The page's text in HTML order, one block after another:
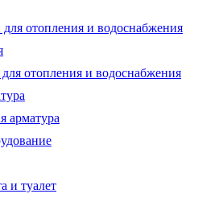
отопления и водоснабжения
отопления и водоснабжения
арматура
и туалет